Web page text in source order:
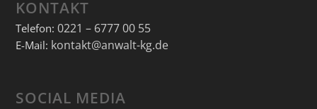
KONTAKT
Telefon: 0221 – 6777 00 55
E-Mail: kontakt@anwalt-kg.de
SOCIAL MEDIA